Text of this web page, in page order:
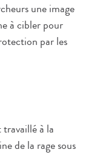
une image
à cibler pour
par les
à la
de la rage sous